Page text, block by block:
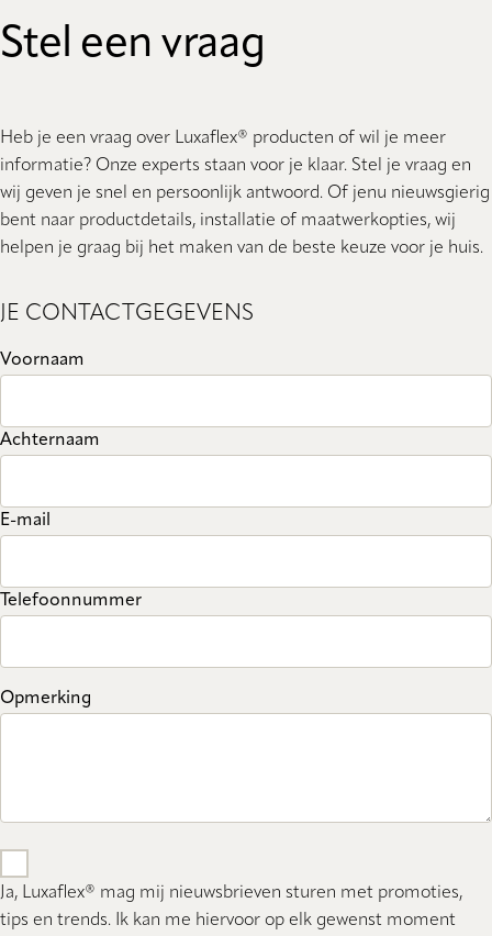
Stel een vraag
Heb je een vraag over Luxaflex® producten of wil je meer
informatie? Onze experts staan ​​voor je klaar. Stel je vraag en
wij geven je snel en persoonlijk antwoord. Of jenu nieuwsgierig
bent naar productdetails, installatie of maatwerkopties, wij
helpen je graag bij het maken van de beste keuze voor je huis.
JE CONTACTGEGEVENS
Voornaam
Achternaam
E-mail
Telefoonnummer
Opmerking
Ja, Luxaflex® mag mij nieuwsbrieven sturen met promoties,
tips en trends. Ik kan me hiervoor op elk gewenst moment